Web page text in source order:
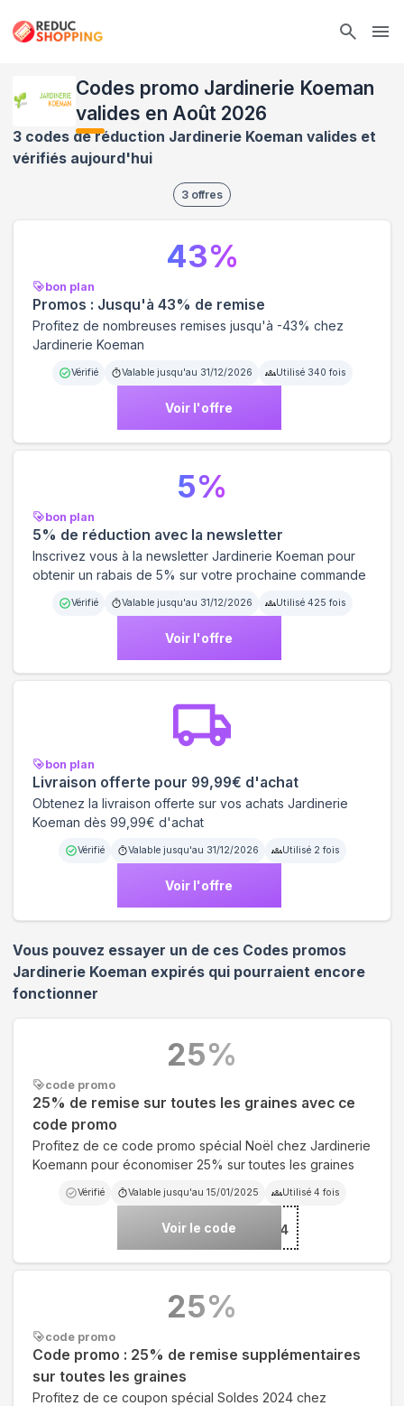
Codes promo Jardinerie Koeman
valides en Août 2026
3 codes de réduction Jardinerie Koeman valides et
vérifiés aujourd'hui
3 offres
bon plan
Promos : Jusqu'à 43% de remise
Profitez de nombreuses remises jusqu'à -43% chez
Jardinerie Koeman
Vérifié Valable jusqu'au 31/12/2026 Utilisé 340 fois
Voir l'offre
43%
bon plan
5% de réduction avec la newsletter
Inscrivez vous à la newsletter Jardinerie Koeman pour
obtenir un rabais de 5% sur votre prochaine commande
Vérifié Valable jusqu'au 31/12/2026 Utilisé 425 fois
Voir l'offre
5%
bon plan
Livraison offerte pour 99,99€ d'achat
Obtenez la livraison offerte sur vos achats Jardinerie
Koeman dès 99,99€ d'achat
Vérifié Valable jusqu'au 31/12/2026 Utilisé 2 fois
Voir l'offre
Vous pouvez essayer un de ces Codes promos
Jardinerie Koeman expirés qui pourraient encore
fonctionner
code promo
25% de remise sur toutes les graines avec ce
code promo
Profitez de ce code promo spécial Noël chez Jardinerie
Koemann pour économiser 25% sur toutes les graines
Vérifié Valable jusqu'au 15/01/2025 Utilisé 4 fois
Voir le code
***istmas2024
25%
code promo
Code promo : 25% de remise supplémentaires
sur toutes les graines
Profitez de ce coupon spécial Soldes 2024 chez
25%